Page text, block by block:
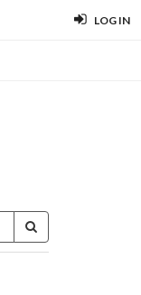
LOG IN